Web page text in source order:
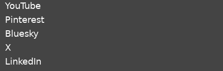
YouTube
Pinterest
Bluesky
X
LinkedIn